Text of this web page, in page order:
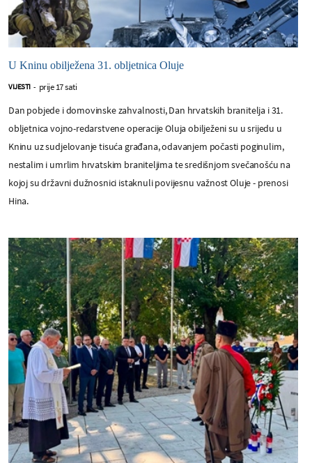
U Kninu obilježena 31. obljetnica Oluje
VIJESTI - prije 17 sati
Dan pobjede i domovinske zahvalnosti, Dan hrvatskih branitelja i 31.
obljetnica vojno-redarstvene operacije Oluja obilježeni su u srijedu u
Kninu uz sudjelovanje tisuća građana, odavanjem počasti poginulim,
nestalim i umrlim hrvatskim braniteljima te središnjom svečanošću na
kojoj su državni dužnosnici istaknuli povijesnu važnost Oluje - prenosi
Hina.